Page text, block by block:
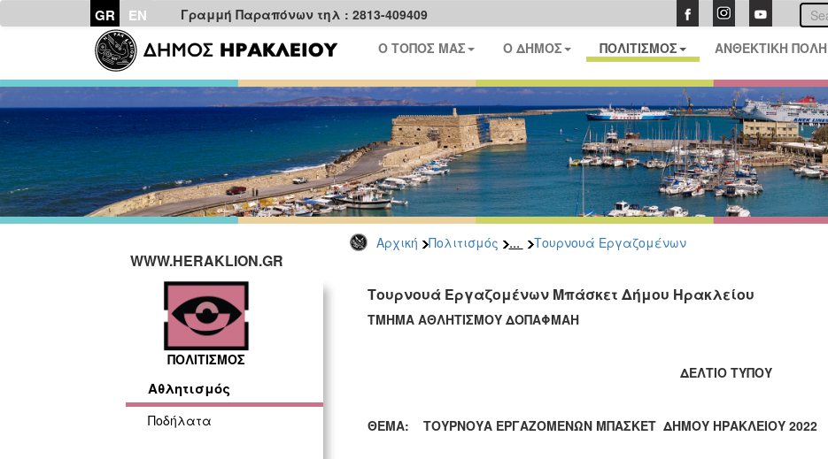
GR EN Γραμμή Παραπόνων τηλ : 2813-409409
Ο ΤΟΠΟΣ ΜΑΣ Ο ΔΗΜΟΣ ΠΟΛΙΤΙΣΜΟΣ ΑΝΘΕΚΤΙΚΗ ΠΟΛΗ
Αρχική Πολιτισμός ... Τουρνουά Εργαζομένων
WWW.HERAKLION.GR
ΠΟΛΙΤΙΣΜΟΣ
Αθλητισμός
Ποδήλατα
Τουρνουά Εργαζομένων Μπάσκετ Δήμου Ηρακλείου
ΤΜΗΜΑ ΑΘΛΗΤΙΣΜΟΥ ΔΟΠΑΦΜΑΗ
ΔΕΛΤΙΟ ΤΥΠΟΥ
ΘΕΜΑ: ΤΟΥΡΝΟΥΑ ΕΡΓΑΖΟΜΕΝΩΝ ΜΠΑΣΚΕΤ ΔΗΜΟΥ ΗΡΑΚΛΕΙΟΥ 2022